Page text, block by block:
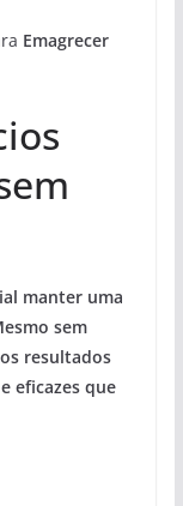
Emagrecer
manter uma
sem
resultados
eficazes que